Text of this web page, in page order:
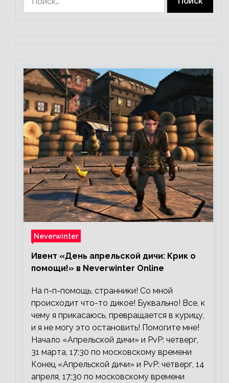
Neverwinter
Ивент «День апрельской дичи: Крик о
помощи!» в Neverwinter Online
На п-п-помощь, странники! Со мной
происходит что-то дикое! Буквально! Все, к
чему я прикасаюсь, превращается в курицу,
и я не могу это остановить! Помогите мне!
Начало «Апрельской дичи» и PvP: четверг,
31 марта, 17:30 по московскому времени
Конец «Апрельской дичи» и PvP: четверг, 14
апреля, 17:30 по московскому времени